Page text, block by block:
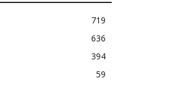
719
636
394
59